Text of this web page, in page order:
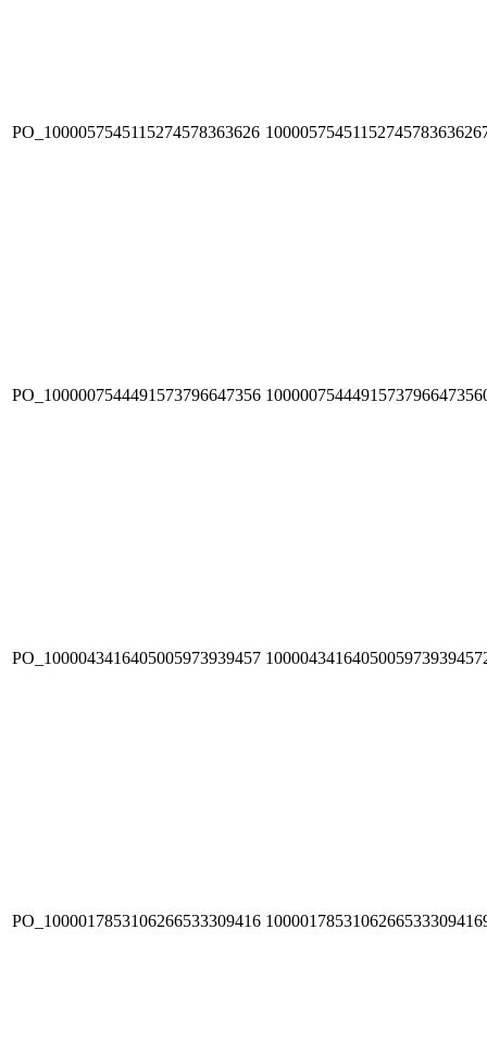
PO_1000057545115274578363626
PO_1000007544491573796647356
PO_1000043416405005973939457
PO_1000017853106266533309416